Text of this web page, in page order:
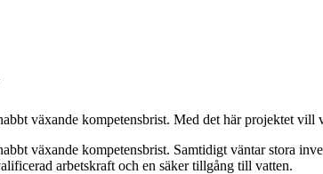
växande kompetensbrist. Med det här projektet
växande kompetensbrist. Samtidigt väntar stora
arbetskraft och en säker tillgång till vatten.